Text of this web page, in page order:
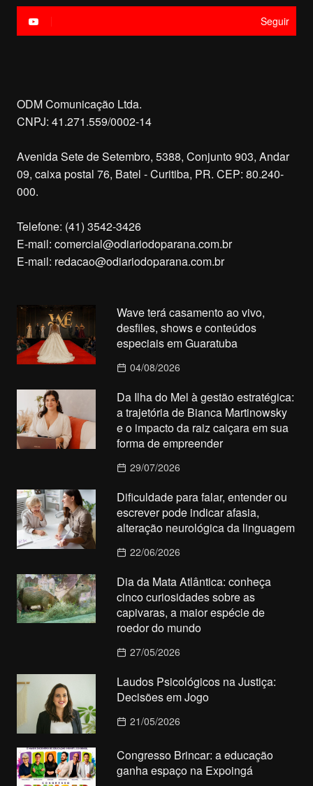
Seguir
ODM Comunicação Ltda.
CNPJ: 41.271.559/0002-14
Avenida Sete de Setembro, 5388, Conjunto 903, Andar
09, caixa postal 76, Batel - Curitiba, PR. CEP: 80.240-
000.
Telefone: (41) 3542-3426
E-mail: comercial@odiariodoparana.com.br
E-mail: redacao@odiariodoparana.com.br
Wave terá casamento ao vivo,
desfiles, shows e conteúdos
especiais em Guaratuba
04/08/2026
Da Ilha do Mel à gestão estratégica:
a trajetória de Bianca Martinowsky
e o impacto da raiz caiçara em sua
forma de empreender
29/07/2026
Dificuldade para falar, entender ou
escrever pode indicar afasia,
alteração neurológica da linguagem
22/06/2026
Dia da Mata Atlântica: conheça
cinco curiosidades sobre as
capivaras, a maior espécie de
roedor do mundo
27/05/2026
Laudos Psicológicos na Justiça:
Decisões em Jogo
21/05/2026
Congresso Brincar: a educação
ganha espaço na Expoingá